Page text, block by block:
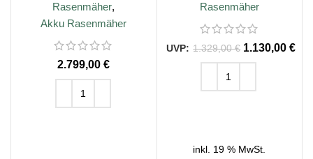
Rasenmäher,
Akku Rasenmäher
€
Rasenmäher
1.329,00€ 1.130,00€
inkl. 19 % MwSt.